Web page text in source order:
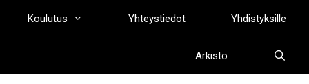
Koulutus Yhteystiedot Yhdistyksille
Arkisto